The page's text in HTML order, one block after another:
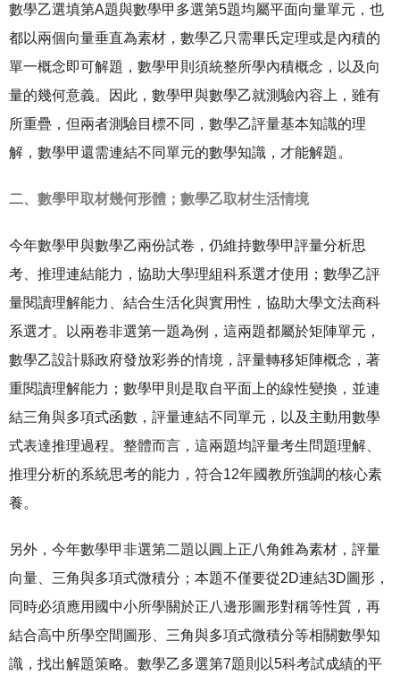
數學乙選填第A題與數學甲多選第5題均屬平面向量單元，也
都以兩個向量垂直為素材，數學乙只需畢氏定理或是內積的
單一概念即可解題，數學甲則須統整所學內積概念，以及向
量的幾何意義。因此，數學甲與數學乙就測驗內容上，雖有
所重疊，但兩者測驗目標不同，數學乙評量基本知識的理
解，數學甲還需連結不同單元的數學知識，才能解題。
二、數學甲取材幾何形體；數學乙取材生活情境
今年數學甲與數學乙兩份試卷，仍維持數學甲評量分析思
考、推理連結能力，協助大學理組科系選才使用；數學乙評
量閱讀理解能力、結合生活化與實用性，協助大學文法商科
系選才。以兩卷非選第一題為例，這兩題都屬於矩陣單元，
數學乙設計縣政府發放彩券的情境，評量轉移矩陣概念，著
重閱讀理解能力；數學甲則是取自平面上的線性變換，並連
結三角與多項式函數，評量連結不同單元，以及主動用數學
式表達推理過程。整體而言，這兩題均評量考生問題理解、
推理分析的系統思考的能力，符合12年國教所強調的核心素
養。
另外，今年數學甲非選第二題以圓上正八角錐為素材，評量
向量、三角與多項式微積分；本題不僅要從2D連結3D圖形，
同時必須應用國中小所學關於正八邊形圖形對稱等性質，再
結合高中所學空間圖形、三角與多項式微積分等相關數學知
識，找出解題策略。數學乙多選第7題則以5科考試成績的平